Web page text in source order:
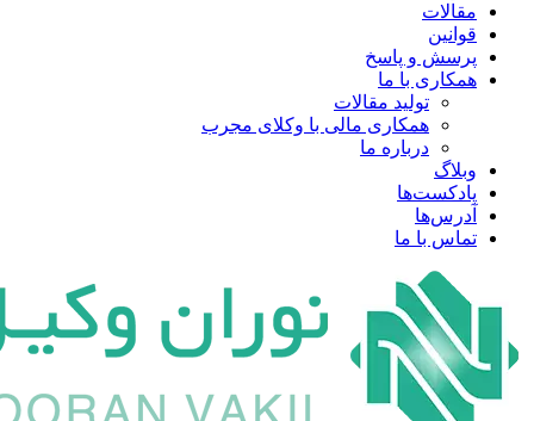
مقالات
قوانین
پرسش و پاسخ
همکاری با ما
تولید مقالات
همکاری مالی با وکلای مجرب
درباره ما
وبلاگ
پادکست‌ها
آدرس‌ها
تماس با ما